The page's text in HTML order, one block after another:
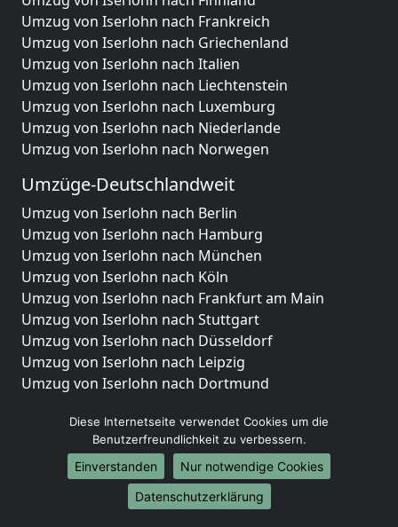
Umzug von Iserlohn nach Frankreich
Umzug von Iserlohn nach Griechenland
Umzug von Iserlohn nach Italien
Umzug von Iserlohn nach Liechtenstein
Umzug von Iserlohn nach Luxemburg
Umzug von Iserlohn nach Niederlande
Umzug von Iserlohn nach Norwegen
Umzüge-Deutschlandweit
Umzug von Iserlohn nach Berlin
Umzug von Iserlohn nach Hamburg
Umzug von Iserlohn nach München
Umzug von Iserlohn nach Köln
Umzug von Iserlohn nach Frankfurt am Main
Umzug von Iserlohn nach Stuttgart
Umzug von Iserlohn nach Düsseldorf
Umzug von Iserlohn nach Leipzig
Umzug von Iserlohn nach Dortmund
Umzug von Iserlohn nach Bremen
Umzug von Iserlohn nach Dresden
Umzug von Iserlohn nach Hannover
Umzug von Iserlohn nach Nürnberg
Umzug von Iserlohn nach Duisburg
Diese Internetseite verwendet Cookies um die
Benutzerfreundlichkeit zu verbessern.
Einverstanden
Nur notwendige Cookies
Datenschutzerklärung